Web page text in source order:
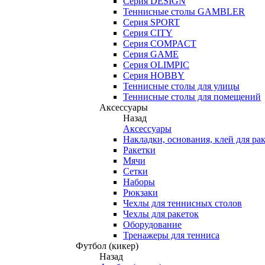
Теннисные столы GAMBLER
Серия SPORT
Серия CITY
Серия COMPACT
Серия GAME
Серия OLIMPIC
Серия HOBBY
Теннисные столы для улицы
Теннисные столы для помещений
Аксессуары
Назад
Аксессуары
Накладки, основания, клей для
Ракетки
Мячи
Сетки
Наборы
Рюкзаки
Чехлы для теннисных столов
Чехлы для ракеток
Оборудование
Тренажеры для тенниса
Футбол (кикер)
Назад